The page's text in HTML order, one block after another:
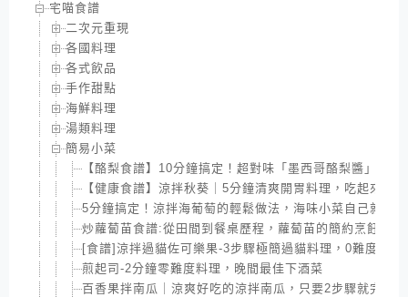
宅喵食譜
二次元重現
各國料理
各式飲品
手作甜點
海鮮料理
湯類料理
簡易小菜
【酪梨食譜】10分鐘搞定！超對味「墨西哥酪梨醬」，
【健康食譜】涼拌秋葵｜5分鐘清爽開胃料理，吃起來好
5分鐘搞定！涼拌海葡萄的輕鬆做法，海味小菜自己就能做
炒蘿蔔苗食譜:從田間到餐桌歷程，蘿蔔苗的簡約烹飪法
[食譜]涼拌過貓佐可樂果-3步驟極簡過貓料理，0難度過貓
煎起司-2分鐘零難度料理，晚間最佳下酒菜
百香果拌南瓜｜涼爽好吃的涼拌南瓜，只要2步驟就完成